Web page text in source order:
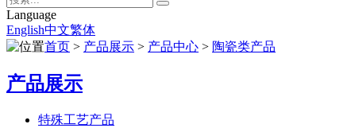
Language
English中文繁体
首页 > 产品展示 > 产品中心 > 陶瓷类产品
产品展示
特殊工艺产品